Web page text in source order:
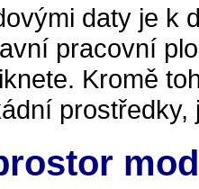
daty je k
pracovní
Kromě